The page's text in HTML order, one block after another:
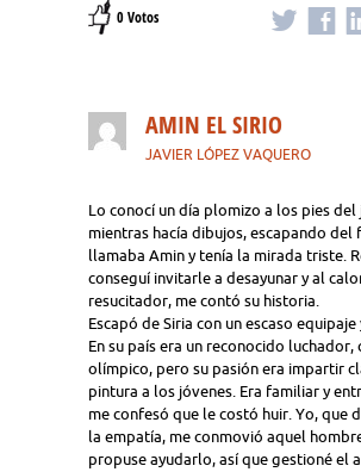
0 Votos
AMIN EL SIRIO
JAVIER LÓPEZ VAQUERO
Lo conocí un día plomizo a los pies del
mientras hacía dibujos, escapando del
llamaba Amin y tenía la mirada triste.
conseguí invitarle a desayunar y al
resucitador, me contó su historia.
Escapó de Siria con un escaso equipaje
En su país era un reconocido luchador,
olímpico, pero su pasión era impartir
pintura a los jóvenes. Era familiar y
me confesó que le costó huir. Yo, que
la empatía, me conmovió aquel
propuse ayudarlo, así que gestioné el